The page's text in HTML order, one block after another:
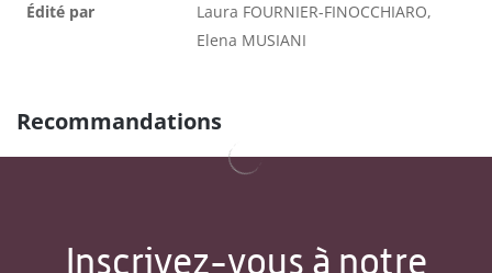
Édité par
Laura FOURNIER-FINOCCHIARO,
Elena MUSIANI
Recommandations
Inscrivez-vous à notre